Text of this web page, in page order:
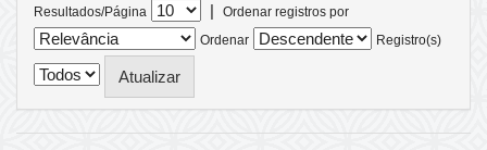
Resultados/Página |
Ordenar registros por
Ordenar
Registro(s)